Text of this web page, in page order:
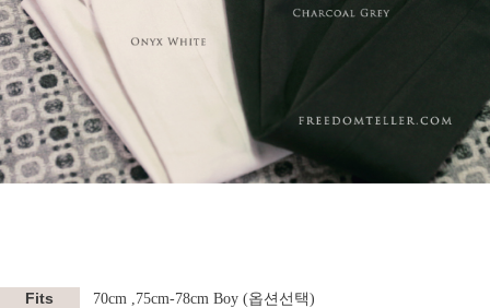
Fits 70cm ,75cm-78cm Boy (옵션선택)